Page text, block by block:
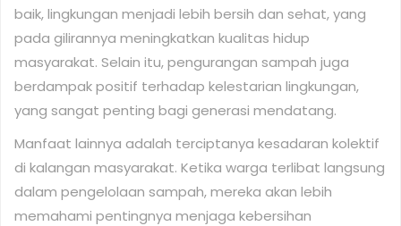
baik, lingkungan menjadi lebih bersih dan sehat, yang
pada gilirannya meningkatkan kualitas hidup
masyarakat. Selain itu, pengurangan sampah juga
berdampak positif terhadap kelestarian lingkungan,
yang sangat penting bagi generasi mendatang.
Manfaat lainnya adalah terciptanya kesadaran kolektif
di kalangan masyarakat. Ketika warga terlibat langsung
dalam pengelolaan sampah, mereka akan lebih
memahami pentingnya menjaga kebersihan